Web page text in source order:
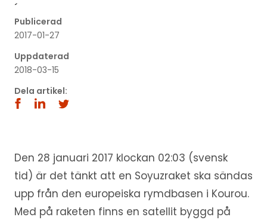
´
Publicerad
2017-01-27
Uppdaterad
2018-03-15
Dela artikel:
Den 28 januari 2017 klockan 02:03 (svensk
tid) är det tänkt att en Soyuzraket ska sändas
upp från den europeiska rymdbasen i Kourou.
Med på raketen finns en satellit byggd på